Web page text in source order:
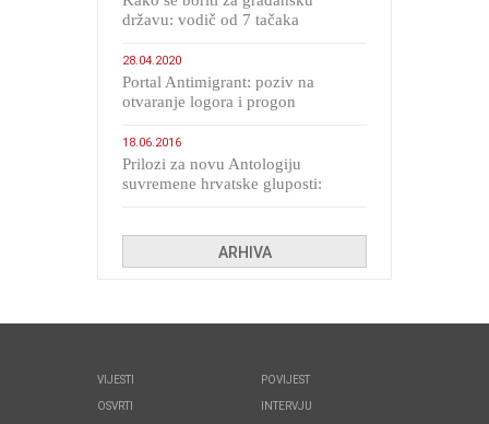
državu: vodič od 7 tačaka
28.04.2020
Portal Antimigrant: poziv na
otvaranje logora i progon
18.06.2016
Prilozi za novu Antologiju
suvremene hrvatske gluposti:
ARHIVA
VIJESTI
OSVRTI
POVIJEST
INTERVJU